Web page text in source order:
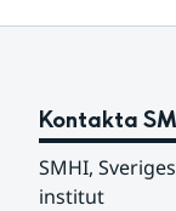
Kontakta
SMHI,
institut